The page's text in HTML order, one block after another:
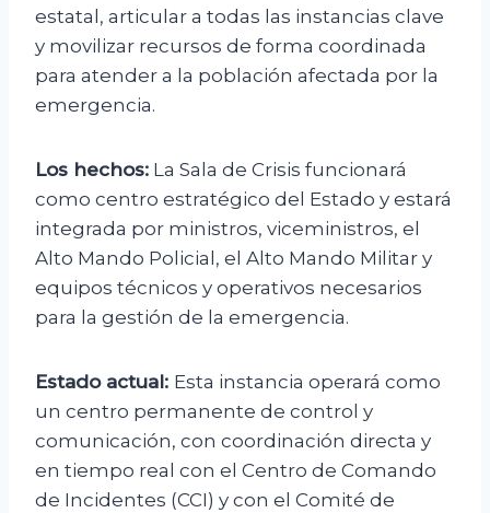
estatal, articular a todas las instancias clave
y movilizar recursos de forma coordinada
para atender a la población afectada por la
emergencia.
Los hechos: La Sala de Crisis funcionará
como centro estratégico del Estado y estará
integrada por ministros, viceministros, el
Alto Mando Policial, el Alto Mando Militar y
equipos técnicos y operativos necesarios
para la gestión de la emergencia.
Estado actual: Esta instancia operará como
un centro permanente de control y
comunicación, con coordinación directa y
en tiempo real con el Centro de Comando
de Incidentes (CCI) y con el Comité de